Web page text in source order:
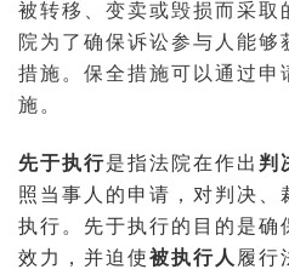
被转移、变卖或毁损而采取
院为了确保诉讼参与人能够
措施。保全措施可以通过申
施。
先于执行是指法院在作出 判
照当事人的申请，对判决、
执行。先于执行的目的是确
效力，并迫使被执行人 履行